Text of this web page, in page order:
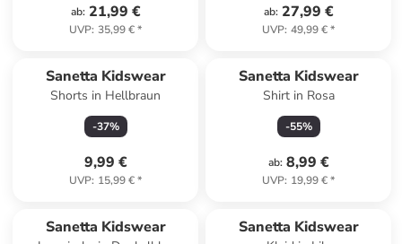
ab: 21,99 €
UVP: 35,99 €*
ab: 27,99 €
UVP: 49,99 €*
Sanetta Kidswear
Shorts in Hellbraun
-37%
9,99 €
UVP: 15,99 €*
Sanetta Kidswear
Shirt in Rosa
-55%
ab: 8,99 €
UVP: 19,99 €*
Sanetta Kidswear Sanetta Kidswear